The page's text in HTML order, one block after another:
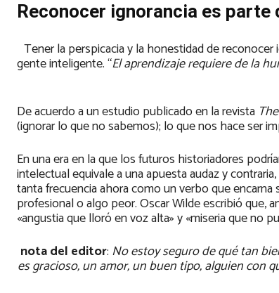
Reconocer ignorancia es
Tener la perspicacia y la honestidad de
gente inteligente. “El aprendizaje requiere de la
De acuerdo a un estudio publicado en la revista
(ignorar lo que no sabemos); lo que nos hace ser
En una era en la que los futuros historiadores
intelectual equivale a una apuesta audaz y
tanta frecuencia ahora como un verbo que
profesional o algo peor. Oscar Wilde escribió que,
«angustia que lloró en voz alta» y «miseria que no
nota del editor: No estoy seguro de qué tan
es gracioso, un amor, un buen tipo, alguien con